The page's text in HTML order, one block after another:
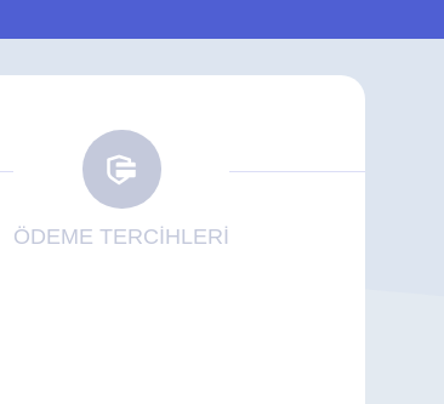
ÖDEME TERCİHLERİ